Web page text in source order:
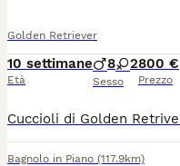
Golden Retriever
10 settimane
Età
8 2
Sesso
800 €
Prezzo
Bagnolo in Piano (117.9km)